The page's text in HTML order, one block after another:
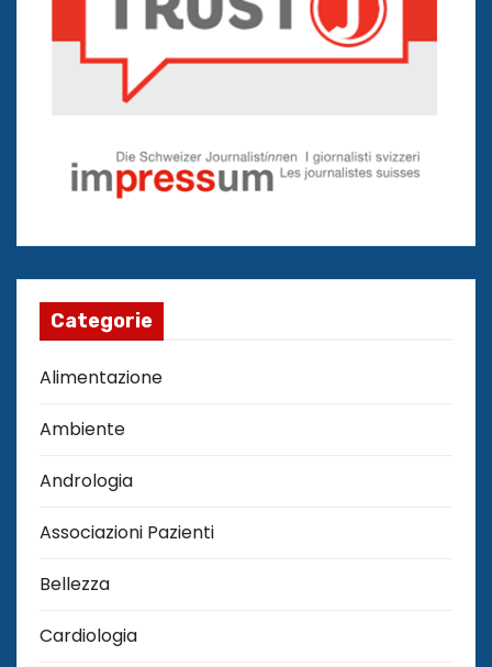
Categorie
Alimentazione
Ambiente
Andrologia
Associazioni Pazienti
Bellezza
Cardiologia